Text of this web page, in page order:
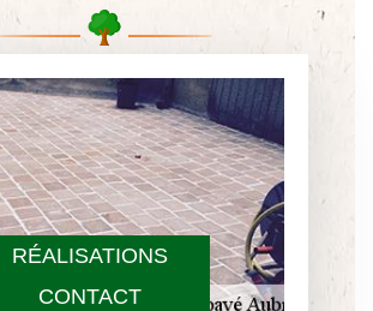
RÉALISATIONS
CONTACT